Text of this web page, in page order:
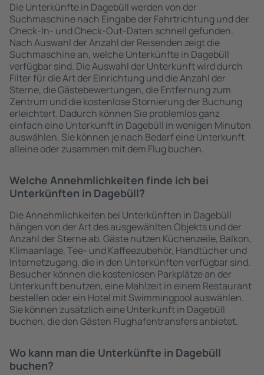
Die Unterkünfte in Dagebüll werden von der
Suchmaschine nach Eingabe der Fahrtrichtung und der
Check-In- und Check-Out-Daten schnell gefunden.
Nach Auswahl der Anzahl der Reisenden zeigt die
Suchmaschine an, welche Unterkünfte in Dagebüll
verfügbar sind. Die Auswahl der Unterkunft wird durch
Filter für die Art der Einrichtung und die Anzahl der
Sterne, die Gästebewertungen, die Entfernung zum
Zentrum und die kostenlose Stornierung der Buchung
erleichtert. Dadurch können Sie problemlos ganz
einfach eine Unterkunft in Dagebüll in wenigen Minuten
auswählen. Sie können je nach Bedarf eine Unterkunft
alleine oder zusammen mit dem Flug buchen.
Welche Annehmlichkeiten finde ich bei
Unterkünften in Dagebüll?
Die Annehmlichkeiten bei Unterkünften in Dagebüll
hängen von der Art des ausgewählten Objekts und der
Anzahl der Sterne ab. Gäste nutzen Küchenzeile, Balkon,
Klimaanlage, Tee- und Kaffeezubehör, Handtücher und
Internetzugang, die in den Unterkünften verfügbar sind.
Besucher können die kostenlosen Parkplätze an der
Unterkunft benutzen, eine Mahlzeit in einem Restaurant
bestellen oder ein Hotel mit Swimmingpool auswählen.
Sie können zusätzlich eine Unterkunft in Dagebüll
buchen, die den Gästen Flughafentransfers anbietet.
Wo kann man die Unterkünfte in Dagebüll
buchen?